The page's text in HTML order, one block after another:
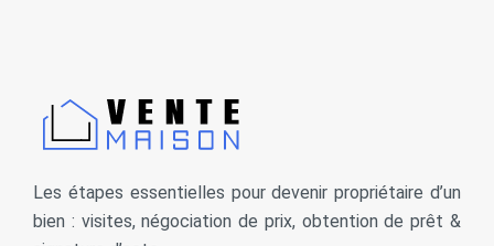
Les étapes essentielles pour devenir propriétaire d’un
bien : visites, négociation de prix, obtention de prêt &